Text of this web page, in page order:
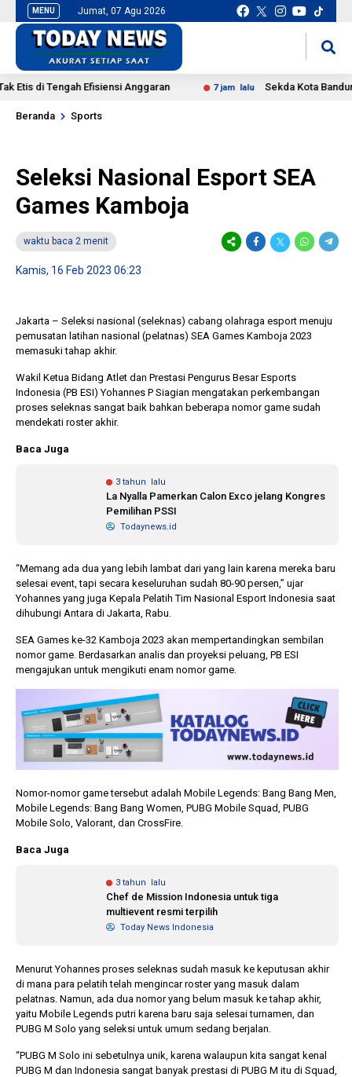
MENU Jumat, 07 Agu 2026
di Tengah Efisiensi Anggaran 7 jam lalu Sekda Kota Bandung:
Beranda Sports
Seleksi Nasional Esport SEA
Games Kamboja
waktu baca 2 menit
Kamis, 16 Feb 2023 06:23
Jakarta – Seleksi nasional (seleknas) cabang olahraga esport menuju
pemusatan latihan nasional (pelatnas) SEA Games Kamboja 2023
memasuki tahap akhir.
Wakil Ketua Bidang Atlet dan Prestasi Pengurus Besar Esports
Indonesia (PB ESI) Yohannes P Siagian mengatakan perkembangan
proses seleknas sangat baik bahkan beberapa nomor game sudah
mendekati roster akhir.
Baca Juga
3 tahun lalu
La Nyalla Pamerkan Calon Exco jelang Kongres
Pemilihan PSSI
Todaynews.id
“Memang ada dua yang lebih lambat dari yang lain karena mereka baru
selesai event, tapi secara keseluruhan sudah 80-90 persen,” ujar
Yohannes yang juga Kepala Pelatih Tim Nasional Esport Indonesia saat
dihubungi Antara di Jakarta, Rabu.
SEA Games ke-32 Kamboja 2023 akan mempertandingkan sembilan
nomor game. Berdasarkan analis dan proyeksi peluang, PB ESI
mengajukan untuk mengikuti enam nomor game.
Nomor-nomor game tersebut adalah Mobile Legends: Bang Bang Men,
Mobile Legends: Bang Bang Women, PUBG Mobile Squad, PUBG
Mobile Solo, Valorant, dan CrossFire.
Baca Juga
3 tahun lalu
Chef de Mission Indonesia untuk tiga
multievent resmi terpilih
Today News Indonesia
Menurut Yohannes proses seleknas sudah masuk ke keputusan akhir
di mana para pelatih telah mengincar roster yang masuk dalam
pelatnas. Namun, ada dua nomor yang belum masuk ke tahap akhir,
yaitu Mobile Legends putri karena baru saja selesai turnamen, dan
PUBG M Solo yang seleksi untuk umum sedang berjalan.
“PUBG M Solo ini sebetulnya unik, karena walaupun kita sangat kenal
PUBG M dan Indonesia sangat banyak prestasi di PUBG M itu di Squad,
10 bulan lalu
KPU Batalkan
Keputusan Dokumen
Capres-Cawapres
1 tahun lalu
Banyak